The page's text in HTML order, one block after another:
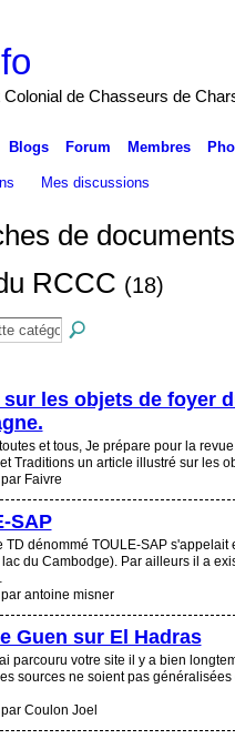
de Chasseurs de
Blogs Forum Membres
Mes discussions
de
RCCC (18)
les objets de foyer
et tous, Je prépare pour la
Traditions un article illustré sur les
Faivre
SAP
TD dénommé TOULE-SAP s'appelait
du Cambodge). Par ailleurs il a
antoine misner
Guen sur El Hadras
parcouru votre site il y a bien
sources ne soient pas généralisées
Coulon Joel